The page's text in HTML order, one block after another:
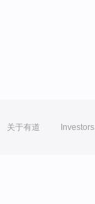
关于有道 Investors